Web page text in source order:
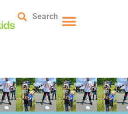
Search